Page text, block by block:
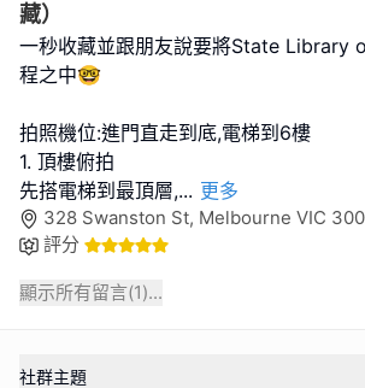
藏）
一秒收藏並跟朋友說要將State Library
程之中🤓
拍照機位:進門直走到底,電梯到6樓
1. 頂樓俯拍
先搭電梯到最頂層,... 更多
328 Swanston St, Melbourne VIC
評分
顯示所有留言(1)...
社群主題